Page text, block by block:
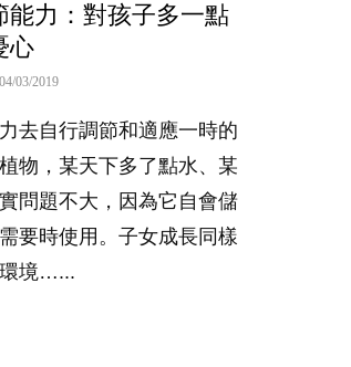
能力：對孩子多一點
心
04/03/2019
去自行調節和適應一時的
物，某天下多了點水、某
問題不大，因為它自會儲
要時使用。子女成長同樣
境…...